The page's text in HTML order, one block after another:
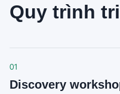
Quy trình
01
Discovery